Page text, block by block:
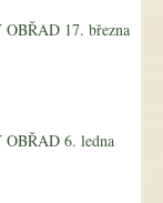
17. března
6. ledna